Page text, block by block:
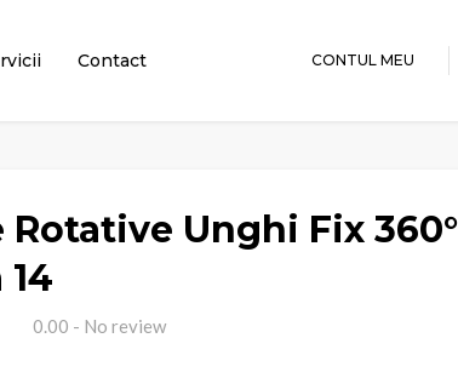
Contact CONTUL MEU
Rotative Unghi Fix
14
0.00 - No review